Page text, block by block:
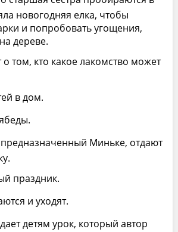
новогодняя елка, чтобы
и попробовать угощения,
дереве.
о том, кто какое лакомство может
в дом.
Миньке, отдают
праздник.
и уходят.
детям урок, который автор